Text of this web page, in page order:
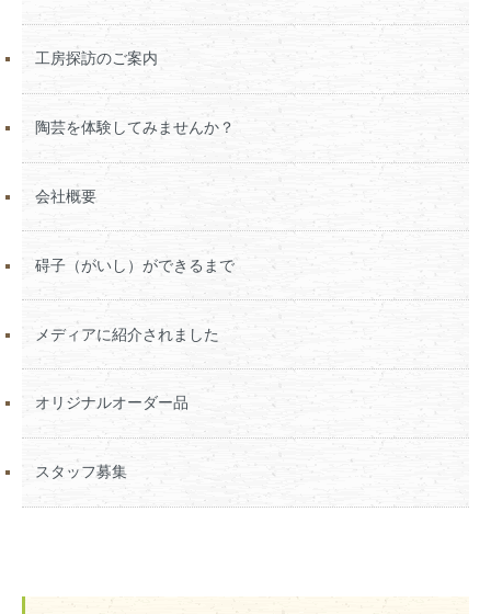
工房探訪のご案内
陶芸を体験してみませんか？
会社概要
碍子（がいし）ができるまで
メディアに紹介されました
オリジナルオーダー品
スタッフ募集